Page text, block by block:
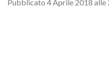
Pubblicato 4 Aprile 2018 alle